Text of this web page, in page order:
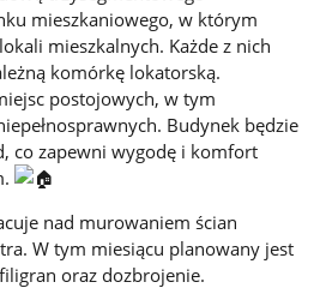
mieszkaniowego, w którym
lokali mieszkalnych. Każde z nich
komórkę lokatorską.
postojowych, w tym
Budynek będzie
co zapewni wygodę i komfort
nad murowaniem ścian
W tym miesiącu planowany jest
oraz dozbrojenie.